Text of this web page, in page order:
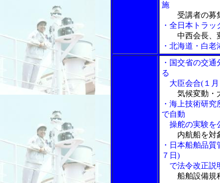
施
受講者の募
・全日本トラ
中西会長、
・北海道・白
・国交省の交
る
大臣会合(１月
気候変動・
・海上技術研
で自動
操舵の実験を
内航船を対
・日本船舶品
７日)
で法令改正説
船舶設備規